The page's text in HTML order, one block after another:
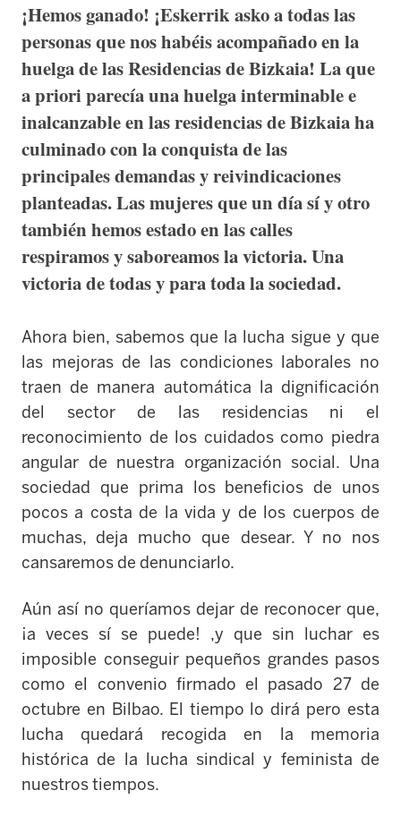
¡Hemos ganado! ¡Eskerrik asko a todas las
personas que nos habéis acompañado en la
huelga de las Residencias de Bizkaia! La que
a priori parecía una huelga interminable e
inalcanzable en las residencias de Bizkaia ha
culminado con la conquista de las
principales demandas y reivindicaciones
planteadas. Las mujeres que un día sí y otro
también hemos estado en las calles
respiramos y saboreamos la victoria. Una
victoria de todas y para toda la sociedad.
Ahora bien, sabemos que la lucha sigue y que
las mejoras de las condiciones laborales no
traen de manera automática la dignificación
del sector de las residencias ni el
reconocimiento de los cuidados como piedra
angular de nuestra organización social. Una
sociedad que prima los beneficios de unos
pocos a costa de la vida y de los cuerpos de
muchas, deja mucho que desear. Y no nos
cansaremos de denunciarlo.
Aún así no queríamos dejar de reconocer que,
¡a veces sí se puede! ,y que sin luchar es
imposible conseguir pequeños grandes pasos
como el convenio firmado el pasado 27 de
octubre en Bilbao. El tiempo lo dirá pero esta
lucha quedará recogida en la memoria
histórica de la lucha sindical y feminista de
nuestros tiempos.